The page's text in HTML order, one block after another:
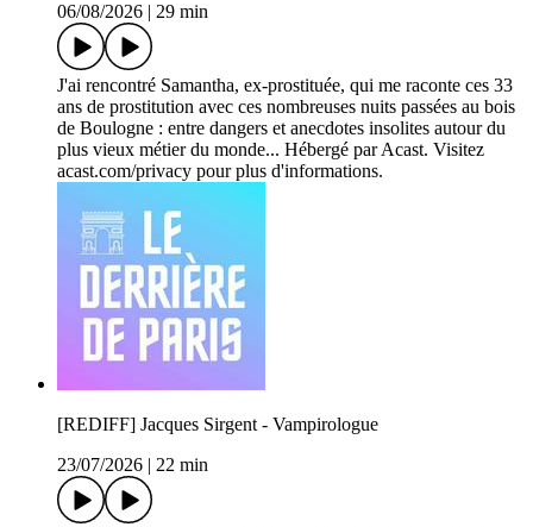
06/08/2026
29 min
J'ai rencontré Samantha, ex-prostituée, qui me raconte ces 33
ans de prostitution avec ces nombreuses nuits passées au bois
de Boulogne : entre dangers et anecdotes insolites autour du
plus vieux métier du monde... Hébergé par Acast. Visitez
acast.com/privacy pour plus d'informations.
[REDIFF] Jacques Sirgent - Vampirologue
23/07/2026
22 min